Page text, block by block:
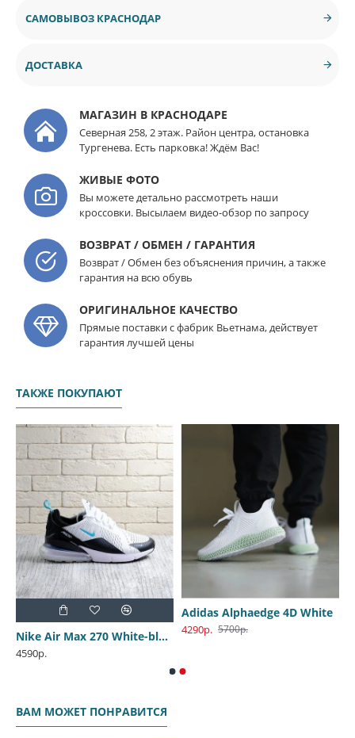
САМОВЫВОЗ КРАСНОДАР
ДОСТАВКА
МАГАЗИН В КРАСНОДАРЕ
Северная 258, 2 этаж. Район центра, остановка
Тургенева. Есть парковка! Ждём Вас!
ЖИВЫЕ ФОТО
Вы можете детально рассмотреть наши
кроссовки. Высылаем видео-обзор по запросу
ВОЗВРАТ / ОБМЕН / ГАРАНТИЯ
Возврат / Обмен без объяснения причин, а также
гарантия на всю обувь
ОРИГИНАЛЬНОЕ КАЧЕСТВО
Прямые поставки с фабрик Вьетнама, действует
гарантия лучшей цены
ТАКЖЕ ПОКУПАЮТ
Nike Air Max 270 White-black
4590р.
Adidas Alphaedge 4D White
4290р. 5700р.
ВАМ МОЖЕТ ПОНРАВИТСЯ